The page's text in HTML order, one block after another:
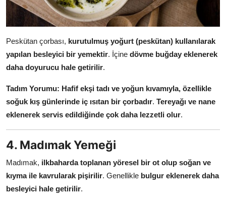
Peskütan çorbası, kurutulmuş yoğurt (peskütan) kullanılarak
yapılan besleyici bir yemektir. İçine dövme buğday eklenerek
daha doyurucu hale getirilir.
Tadım Yorumu: Hafif ekşi tadı ve yoğun kıvamıyla, özellikle
soğuk kış günlerinde iç ısıtan bir çorbadır. Tereyağı ve nane
eklenerek servis edildiğinde çok daha lezzetli olur.
4. Madımak Yemeği
Madımak, ilkbaharda toplanan yöresel bir ot olup soğan ve
kıyma ile kavrularak pişirilir. Genellikle bulgur eklenerek daha
besleyici hale getirilir.